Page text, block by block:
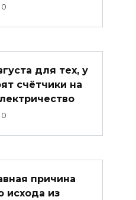
0
для тех, у
счётчики на
0
причина
исхода из